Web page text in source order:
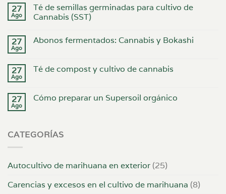
27
Ago
Té de semillas germinadas para cultivo de
Cannabis (SST)
27
Ago
Abonos fermentados: Cannabis y Bokashi
27
Ago
Té de compost y cultivo de cannabis
27
Ago
Cómo preparar un Supersoil orgánico
CATEGORÍAS
Autocultivo de marihuana en exterior (25)
Carencias y excesos en el cultivo de marihuana (8)